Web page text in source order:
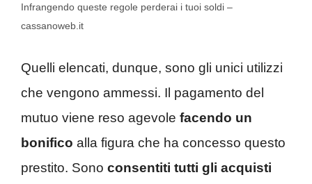
Infrangendo queste regole perderai i tuoi soldi –
cassanoweb.it
Quelli elencati, dunque, sono gli unici utilizzi
che vengono ammessi. Il pagamento del
mutuo viene reso agevole facendo un
bonifico alla figura che ha concesso questo
prestito. Sono consentiti tutti gli acquisti